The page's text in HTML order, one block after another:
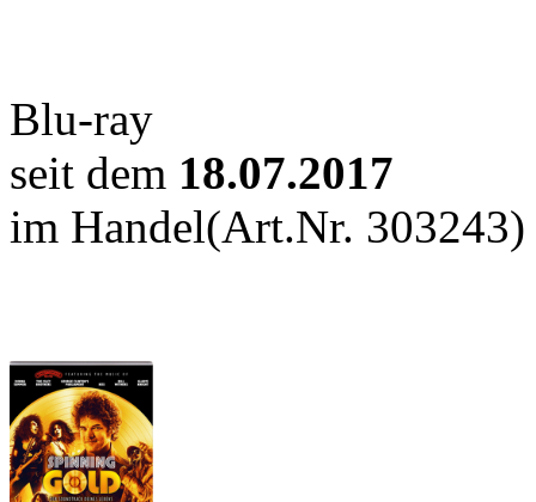
Blu-ray
seit dem 18.07.2017
im Handel(Art.Nr. 303243)